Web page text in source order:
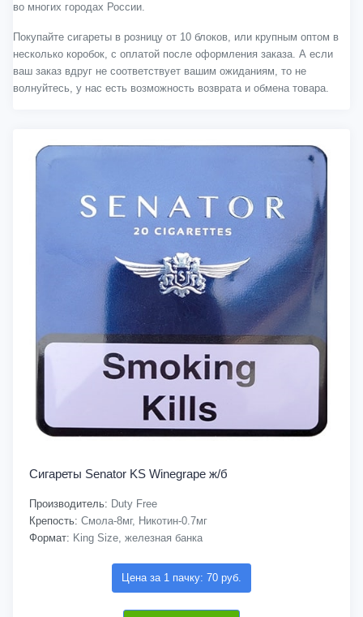
во многих городах России.
Покупайте сигареты в розницу от 10 блоков, или крупным оптом в
несколько коробок, с оплатой после оформления заказа. А если
ваш заказ вдруг не соответствует вашим ожиданиям, то не
волнуйтесь, у нас есть возможность возврата и обмена товара.
Сигареты Senator KS Winegrape ж/б
Производитель: Duty Free
Крепость: Смола-8мг, Никотин-0.7мг
Формат: King Size, железная банка
Цена за 1 пачку: 70 руб.